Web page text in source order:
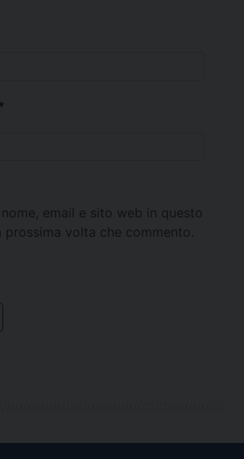
*
email e sito web in questo
prossima volta che commento.